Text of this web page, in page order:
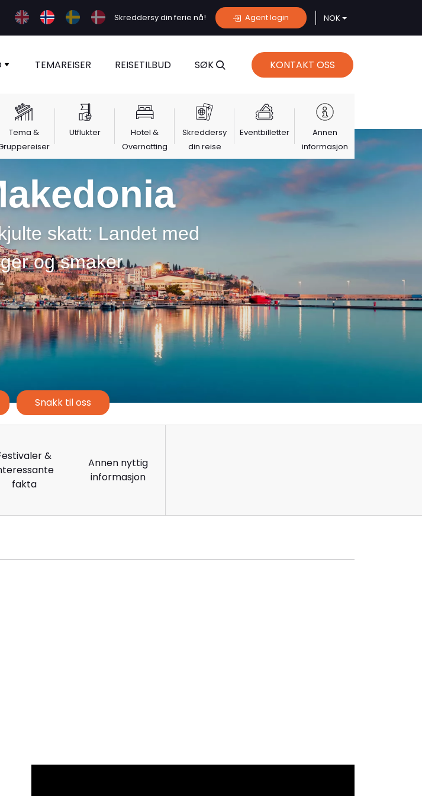
Skreddersy din ferie nå! Agent login NOK
TEMAREISER REISETILBUD SØK KONTAKT OSS
Tema &
Utflukter
Hotel &
Overnatting
Skreddersy
din reise
Eventbilletter
Annen
informasjon
skatt: Landet med
og smaker
Snakk til oss
&
fakta
Annen nyttig
informasjon